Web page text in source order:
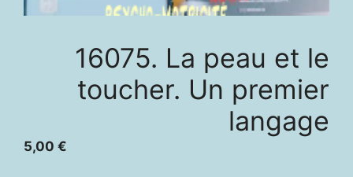
16075. La peau et le
toucher. Un premier
langage
5,00 €